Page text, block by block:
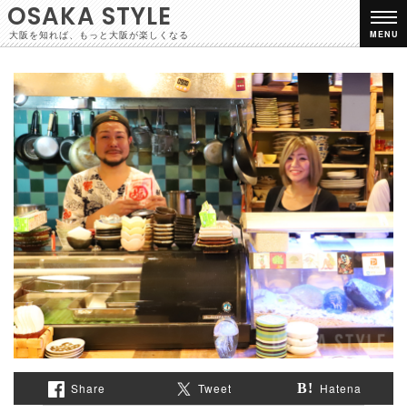
OSAKA STYLE
大阪を知れば、もっと大阪が楽しくなる MENU
Share Tweet Hatena